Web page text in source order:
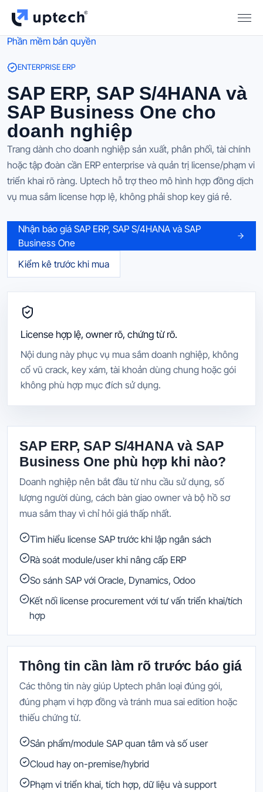
Phần mềm bản quyền
ENTERPRISE ERP
SAP ERP, SAP S/4HANA và
SAP Business One cho
doanh nghiệp
Trang dành cho doanh nghiệp sản xuất, phân phối, tài chính
hoặc tập đoàn cần ERP enterprise và quản trị license/phạm vi
triển khai rõ ràng. Uptech hỗ trợ theo mô hình hợp đồng dịch
vụ mua sắm license hợp lệ, không phải shop key giá rẻ.
Nhận báo giá SAP ERP, SAP S/4HANA và SAP
Business One
Kiểm kê trước khi mua
License hợp lệ, owner rõ, chứng từ rõ.
Nội dung này phục vụ mua sắm doanh nghiệp, không
cổ vũ crack, key xám, tài khoản dùng chung hoặc gói
không phù hợp mục đích sử dụng.
SAP ERP, SAP S/4HANA và SAP
Business One phù hợp khi nào?
Doanh nghiệp nên bắt đầu từ nhu cầu sử dụng, số
lượng người dùng, cách bàn giao owner và bộ hồ sơ
mua sắm thay vì chỉ hỏi giá thấp nhất.
Tìm hiểu license SAP trước khi lập ngân sách
Rà soát module/user khi nâng cấp ERP
So sánh SAP với Oracle, Dynamics, Odoo
Kết nối license procurement với tư vấn triển khai/tích
hợp
Thông tin cần làm rõ trước báo giá
Các thông tin này giúp Uptech phân loại đúng gói,
đúng phạm vi hợp đồng và tránh mua sai edition hoặc
thiếu chứng từ.
Sản phẩm/module SAP quan tâm và số user
Cloud hay on-premise/hybrid
Phạm vi triển khai, tích hợp, dữ liệu và support